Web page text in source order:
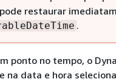
restaurar
.
ponto no tempo, o
na data e hora